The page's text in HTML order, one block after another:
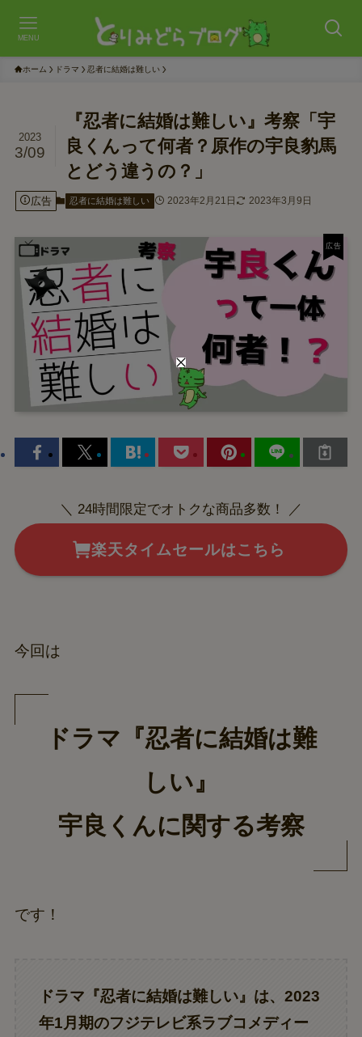
MENU
ホーム ドラマ 忍者に結婚は難しい
『忍者に結婚は難しい』考察「宇
良くんって何者？原作の宇良豹馬
とどう違うの？」
2023
3/09
広告 忍者に結婚は難しい 2023年2月21日 2023年3月9日
＼ 24時間限定でオトクな商品多数！ ／
楽天タイムセールはこちら
今回は
ドラマ『忍者に結婚は難
しい』
宇良くんに関する考察
です！
ドラマ『忍者に結婚は難しい』は、2023
年1月期のフジテレビ系ラブコメディー